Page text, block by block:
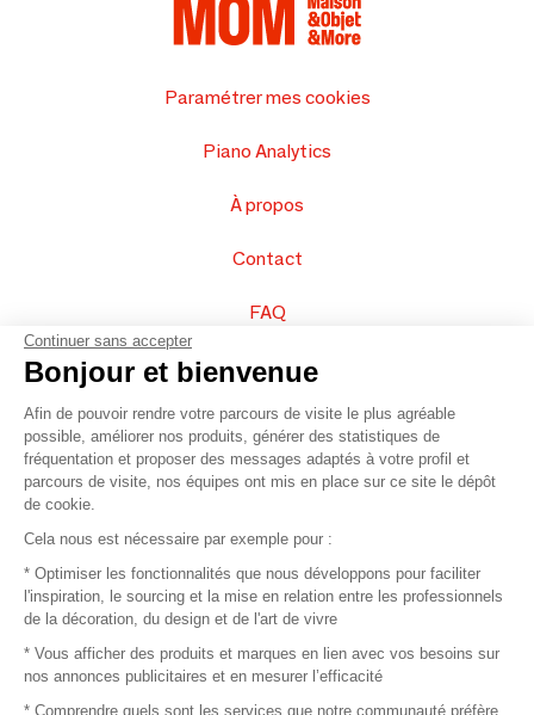
Paramétrer mes cookies
Piano Analytics
À propos
Contact
FAQ
Vendez vos produits
Plan du site
© 2016 –Organisation SAFI
Recrutement
Continuer sans accepter
Bonjour et bienvenue
Afin de pouvoir rendre votre parcours de visite le plus agréable
possible, améliorer nos produits, générer des statistiques de
fréquentation et proposer des messages adaptés à votre profil et
parcours de visite, nos équipes ont mis en place sur ce site le dépôt
de cookie.
Cela nous est nécessaire par exemple pour :
* Optimiser les fonctionnalités que nous développons pour faciliter
l'inspiration, le sourcing et la mise en relation entre les professionnels
de la décoration, du design et de l'art de vivre
* Vous afficher des produits et marques en lien avec vos besoins sur
nos annonces publicitaires et en mesurer l’efficacité
* Comprendre quels sont les services que notre communauté préfère